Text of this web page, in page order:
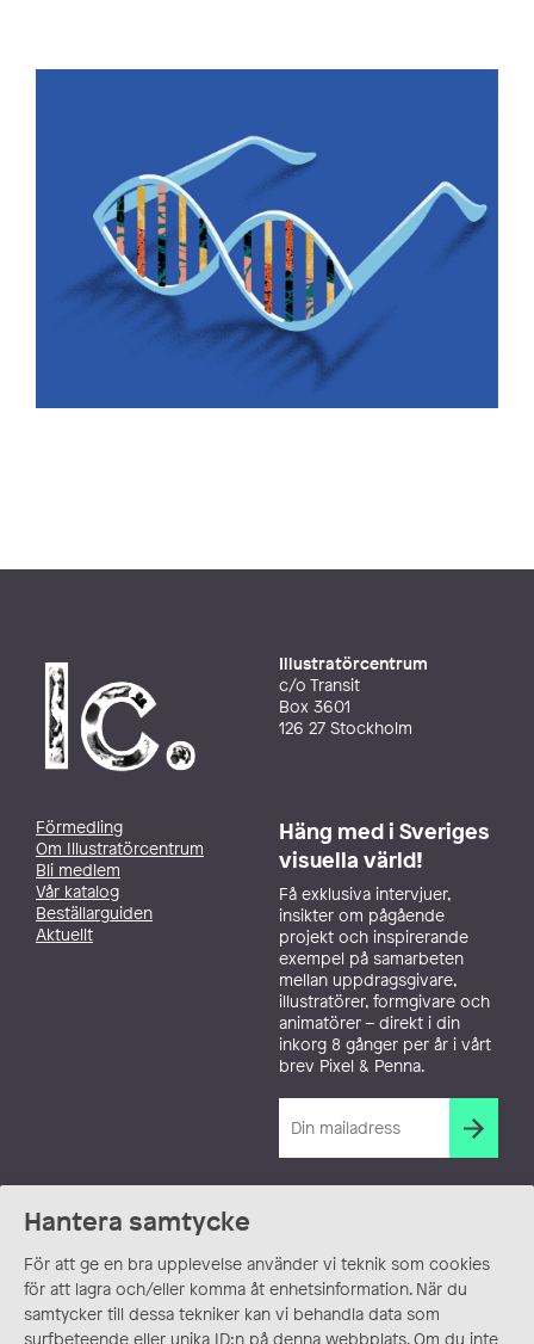
Hantera samtycke
För att ge en bra upplevelse använder vi teknik som cookies
för att lagra och/eller komma åt enhetsinformation. När du
samtycker till dessa tekniker kan vi behandla data som
surfbeteende eller unika ID:n på denna webbplats. Om du inte
Illustratörcentrum
c/o Transit
Box 3601
126 27 Stockholm
Förmedling
Om Illustratörcentrum
Bli medlem
Vår katalog
Beställarguiden
Aktuellt
Häng med i Sveriges
visuella värld!
Få exklusiva intervjuer,
insikter om pågående
projekt och inspirerande
exempel på samarbeten
mellan uppdragsgivare,
illustratörer, formgivare och
animatörer – direkt i din
inkorg 8 gånger per år i vårt
brev Pixel & Penna.